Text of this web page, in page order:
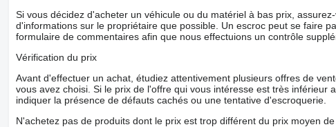
Si vous décidez d'acheter un véhicule ou du matériel à bas prix,
d'informations sur le propriétaire que possible. Un escroc peut se faire
formulaire de commentaires afin que nous effectuions un contrôle
Vérification du prix
Avant d'effectuer un achat, étudiez attentivement plusieurs offres de
vous avez choisi. Si le prix de l'offre qui vous intéresse est très
indiquer la présence de défauts cachés ou une tentative d'escroquerie.
N'achetez pas de produits dont le prix est trop différent du prix moyen de